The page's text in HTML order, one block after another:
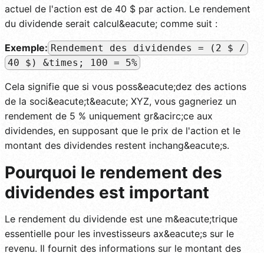
actuel de l'action est de 40 $ par action. Le rendement
du dividende serait calcul&eacute; comme suit :
Exemple: Rendement des dividendes = (2 $ /
40 $) &times; 100 = 5%
Cela signifie que si vous poss&eacute;dez des actions
de la soci&eacute;t&eacute; XYZ, vous gagneriez un
rendement de 5 % uniquement gr&acirc;ce aux
dividendes, en supposant que le prix de l'action et le
montant des dividendes restent inchang&eacute;s.
Pourquoi le rendement des
dividendes est important
Le rendement du dividende est une m&eacute;trique
essentielle pour les investisseurs ax&eacute;s sur le
revenu. Il fournit des informations sur le montant des